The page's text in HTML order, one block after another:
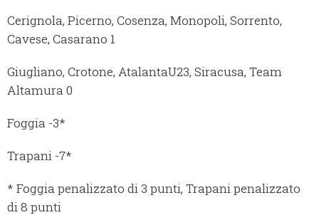
Cerignola, Picerno, Cosenza, Monopoli, Sorrento,
Cavese, Casarano 1
Giugliano, Crotone, AtalantaU23, Siracusa, Team
Altamura 0
Foggia -3*
Trapani -7*
* Foggia penalizzato di 3 punti, Trapani penalizzato
di 8 punti